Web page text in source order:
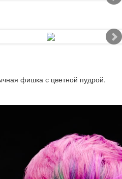
фишка с цветной пудрой.